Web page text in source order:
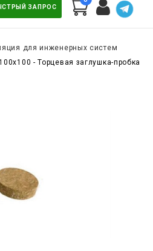
ЗАПРОС
для инженерных систем
- Торцевая заглушка-пробка